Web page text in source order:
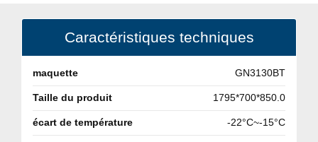
Caractéristiques techniques
maquette GN3130BT
Taille du produit 1795*700*850.0
écart de température -22°C~-15°C